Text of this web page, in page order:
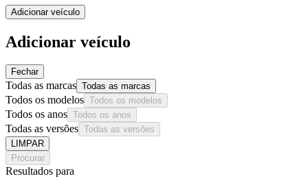
Adicionar veículo
Adicionar veículo
Fechar
Todas as marcas Todas as marcas
Todos os modelos Todos os modelos
Todos os anos Todos os anos
Todas as versões Todas as versões
LIMPAR
Procurar
Resultados para